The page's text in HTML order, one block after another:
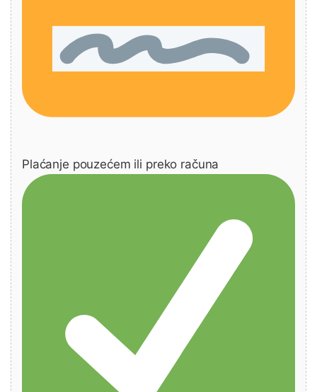
Plaćanje pouzećem ili preko računa